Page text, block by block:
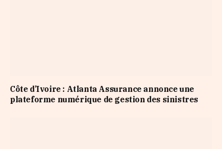
Côte d’Ivoire : Atlanta Assurance annonce une
plateforme numérique de gestion des sinistres